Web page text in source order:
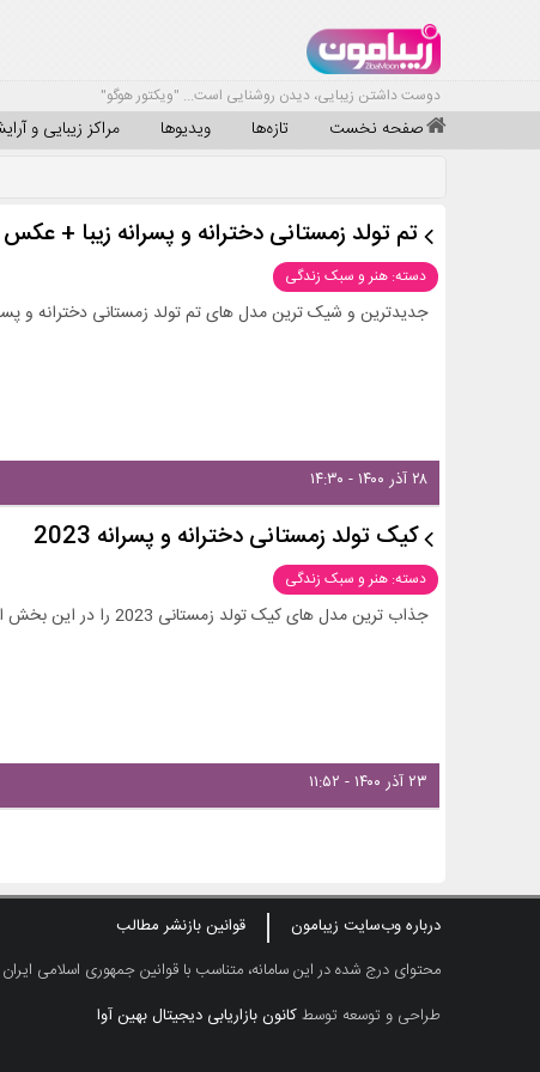
دوست داشتن زیبایی، دیدن روشنایی است... "ویکتور هوگو"
صفحه نخست تازه‌ها ویدیوها مراکز زیبایی و
تم تولد زمستانی دخترانه و پسرانه زیبا + عکس
دسته: هنر و سبک زندگی
جدیدترین و شیک ترین مدل های تم تولد زمستانی دخترانه و
۲۸ آذر ۱۴۰۰ - ۱۴:۳۰
کیک تولد زمستانی دخترانه و پسرانه 2023
دسته: هنر و سبک زندگی
جذاب ترین مدل های کیک تولد زمستانی 2023 را در این بخش از زیبامون ببینید و ایده بگیرید .
۲۳ آذر ۱۴۰۰ - ۱۱:۵۲
درباره وب‌سایت زیبامون
قوانین بازنشر مطالب
محتوای درج شده در این سامانه، متناسب با قوانین جمهوری اسلامی
طراحی و توسعه توسطکانون بازاریابی دیجیتال بهین آوا